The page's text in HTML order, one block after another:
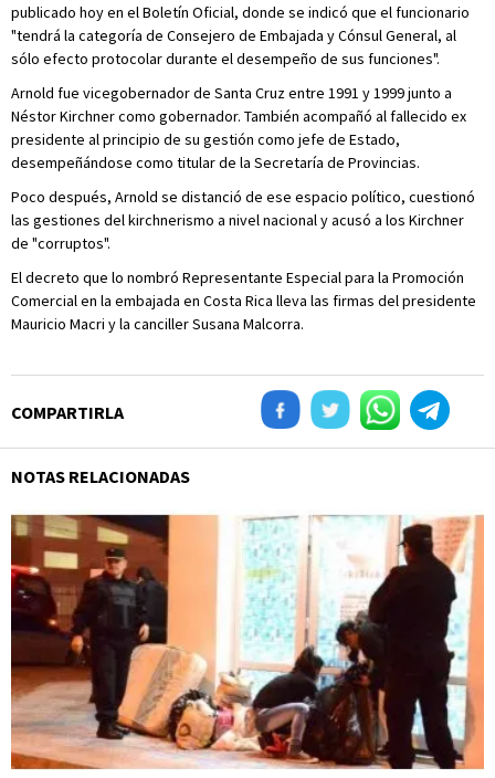
publicado hoy en el Boletín Oficial, donde se indicó que el funcionario
"tendrá la categoría de Consejero de Embajada y Cónsul General, al
sólo efecto protocolar durante el desempeño de sus funciones".
Arnold fue vicegobernador de Santa Cruz entre 1991 y 1999 junto a
Néstor Kirchner como gobernador. También acompañó al fallecido ex
presidente al principio de su gestión como jefe de Estado,
desempeñándose como titular de la Secretaría de Provincias.
Poco después, Arnold se distanció de ese espacio político, cuestionó
las gestiones del kirchnerismo a nivel nacional y acusó a los Kirchner
de "corruptos".
El decreto que lo nombró Representante Especial para la Promoción
Comercial en la embajada en Costa Rica lleva las firmas del presidente
Mauricio Macri y la canciller Susana Malcorra.
COMPARTIRLA
NOTAS RELACIONADAS